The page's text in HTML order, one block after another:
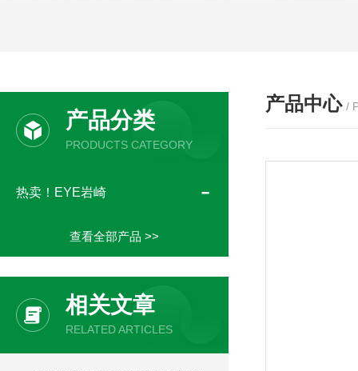
产品中心 /
产品分类
PRODUCTS CATEGORY
热卖！EYE岩崎
查看全部产品 >>
相关文章
RELATED ARTICLES